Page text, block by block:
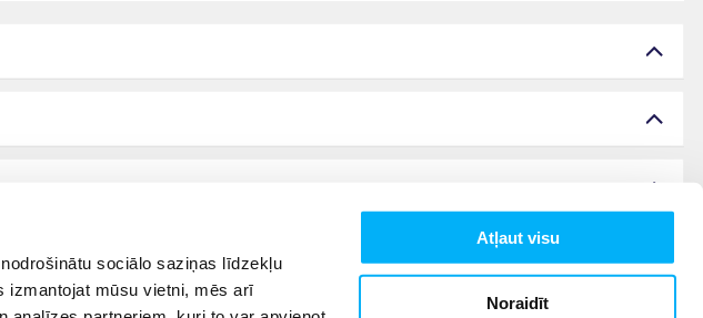
sociālo saziņas līdzekļu
izmantojat mūsu vietni, mēs arī
Atļaut visu
Noraidīt